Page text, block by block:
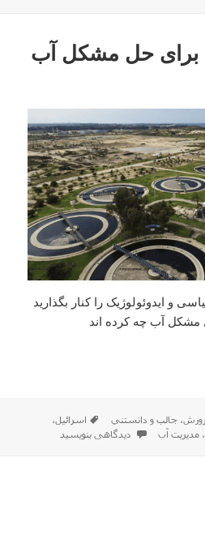
برای حل مشکل آب
و ایدوئولوژیک را کنار بگذارید
مشکل آب چه کرده اند
برای حل مشکل آب چه کرده اند
،جالب و دانستني برچسب‌ها
اسرائیل،
،مدیریت آب برای ببینید اسرائیلیها برای حل
دیدگاهی بنویسید